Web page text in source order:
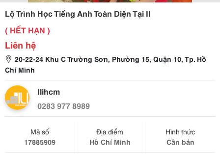
Lộ Trình Học Tiếng Anh Toàn Diện Tại Il
( HẾT HẠN )
Liên hệ
20-22-24 Khu C Trường Sơn, Phường 15, Quận 10, Tp. Hồ
Chí Minh
Ilihcm
0283 977 8989
Mã số
17885909
Địa điểm
Hồ Chí Minh
Hình thức
Cần bán